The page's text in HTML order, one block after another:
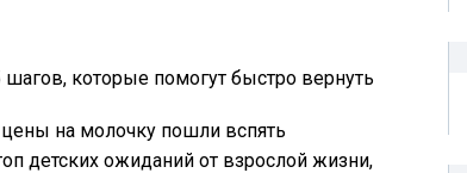
которые помогут быстро вернуть
на молочку пошли вспять
детских ожиданий от взрослой жизни,